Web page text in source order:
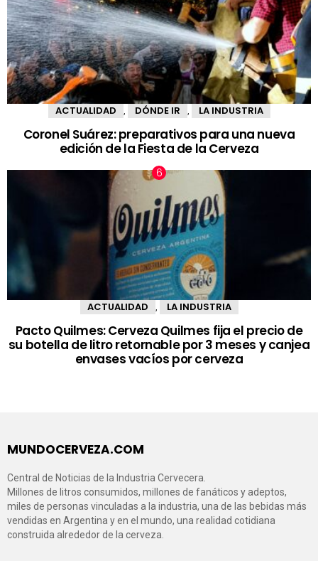
ACTUALIDAD DÓNDE IR LA INDUSTRIA
Coronel Suárez: preparativos para una nueva
edición de la Fiesta de la Cerveza
ACTUALIDAD LA INDUSTRIA
Pacto Quilmes: Cerveza Quilmes fija el precio de
su botella de litro retornable por 3 meses y canjea
envases vacíos por cerveza
MUNDOCERVEZA.COM
Central de Noticias de la Industria Cervecera.
Millones de litros consumidos, millones de fanáticos y adeptos,
miles de personas vinculadas a la industria, una de las bebidas más
vendidas en Argentina y en el mundo, una realidad cotidiana
construida alrededor de la cerveza.